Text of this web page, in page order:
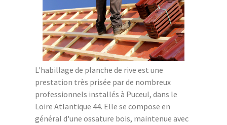
L'habillage de planche de rive est une
prestation très prisée par de nombreux
professionnels installés à Puceul, dans le
Loire Atlantique 44. Elle se compose en
général d'une ossature bois, maintenue avec